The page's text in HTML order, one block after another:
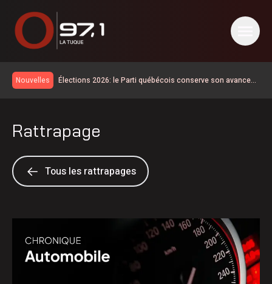
Nouvelles
Élections 2026: le Parti québécois conserve son avance
La situation revient tranquillement à la normale en Haute-
Mauricie
sécurité civile selon le MTQ
Disparition de Sébastien Maillette
Les cas de maladie de Lyme doublent sur un an en
La route 25 est ouverte jusqu’au km 60
Des débits très élevés pour la rivière Saint-Maurice
Rattrapage
Tous les rattrapages